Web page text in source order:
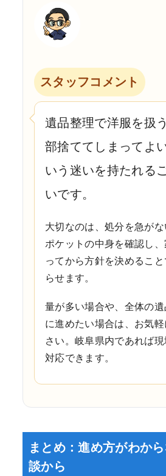
スタッフコメント
遺品整理で洋服を扱
部捨ててしまってよ
いう迷いを持たれる
いです。
大切なのは、処分を急が
ポケットの中身を確認し
ってから方針を決めるこ
らせます。
量が多い場合や、全体の
に進めたい場合は、お気
さい。岐阜県内であれば
対応できます。
まとめ：進め方がわか
談から